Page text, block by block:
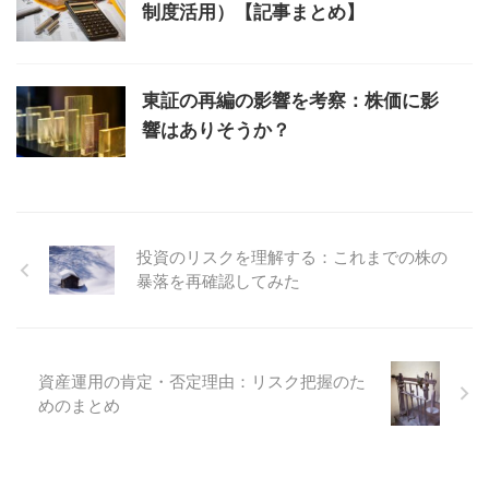
制度活用）【記事まとめ】
東証の再編の影響を考察：株価に影
響はありそうか？
投資のリスクを理解する：これまでの株の
暴落を再確認してみた
資産運用の肯定・否定理由：リスク把握のた
めのまとめ